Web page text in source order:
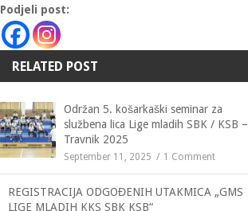
Podjeli post:
RELATED POST
Održan 5. košarkaški seminar za
službena lica Lige mladih SBK / KSB –
Travnik 2025
September 11, 2025 1 Comment
REGISTRACIJA ODGOĐENIH UTAKMICA „GMS
LIGE MLADIH KKS SBK KSB“